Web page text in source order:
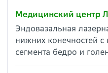
Медицинский центр
Эндовазальная
нижних конечностей
сегмента бедро и